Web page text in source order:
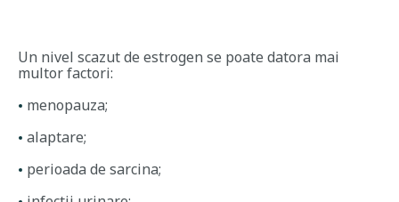
Un nivel scazut de estrogen se poate datora mai
multor factori:
menopauza;
alaptare;
perioada de sarcina;